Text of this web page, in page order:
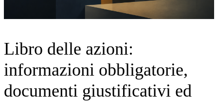
Libro delle azioni:
informazioni obbligatorie,
documenti giustificativi ed